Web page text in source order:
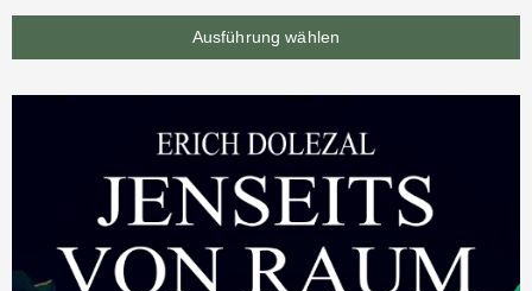
Ausführung wählen